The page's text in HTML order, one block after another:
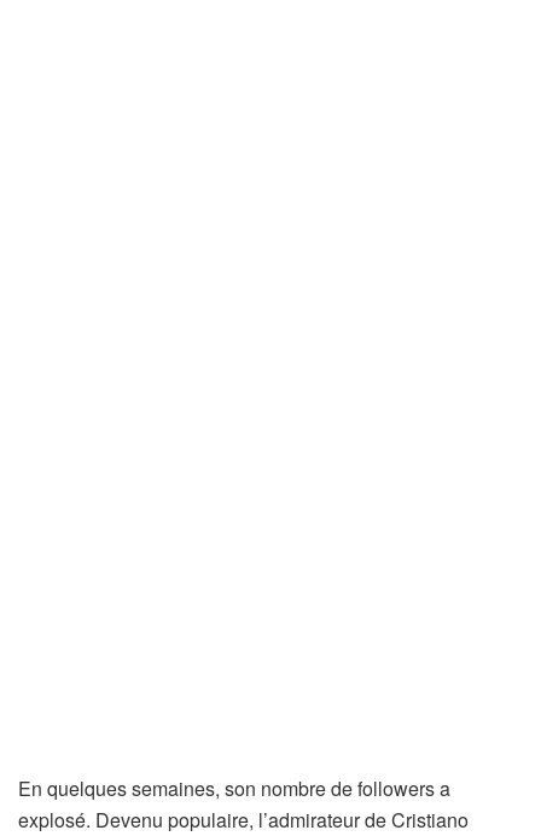
En quelques semaines, son nombre de followers a
explosé. Devenu populaire, l’admirateur de Cristiano